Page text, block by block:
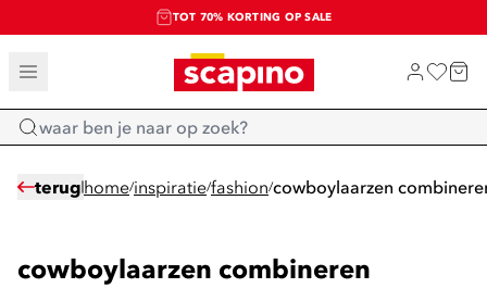
SALE: LAATSTE KANS!
SHOP NIEUW
Home
terug home/inspiratie/fashion/cowboylaarzen
cowboylaarzen combineren